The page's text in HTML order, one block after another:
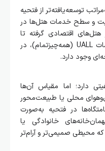
توسعه‌یافته‌تر از فتحیه
و سطح خدمات هتل‌ها در
هتل‌های اقتصادی گرفته تا
اقامتگاه‌های ۵ ستاره لوکس با خدمات UALL (همه‌چیزتمام)، در
وجود دارد.
دارد؛ اما مقیاس آن‌ها
محلی یا طبیعت‌محور
در فتحیه به‌صورت
خانوادگی یا
می‌شوند که محیطی صمیمی‌تر و آرام‌تر